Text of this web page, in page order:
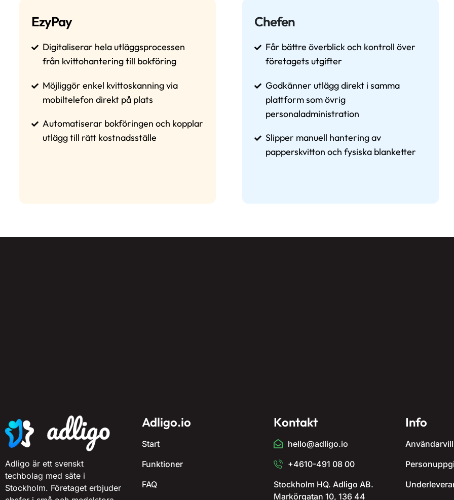
EzyPay
Digitaliserar hela utläggsprocessen
från kvittohantering till bokföring
Möjliggör enkel kvittoskanning via
mobiltelefon direkt på plats
Automatiserar bokföringen och kopplar
utlägg till rätt kostnadsställe
Chefen
Får bättre överblick och kontroll över
företagets utgifter
Godkänner utlägg direkt i samma
plattform som övrig
personaladministration
Slipper manuell hantering av
papperskvitton och fysiska blanketter
Adligo är ett svenskt
techbolag med säte i
Stockholm. Företaget erbjuder
Adligo.io
Start
Funktioner
FAQ
Kontakt
hello@adligo.io
+4610-491 08 00
Stockholm HQ. Adligo AB.
Markörgatan 10, 136 44
Info